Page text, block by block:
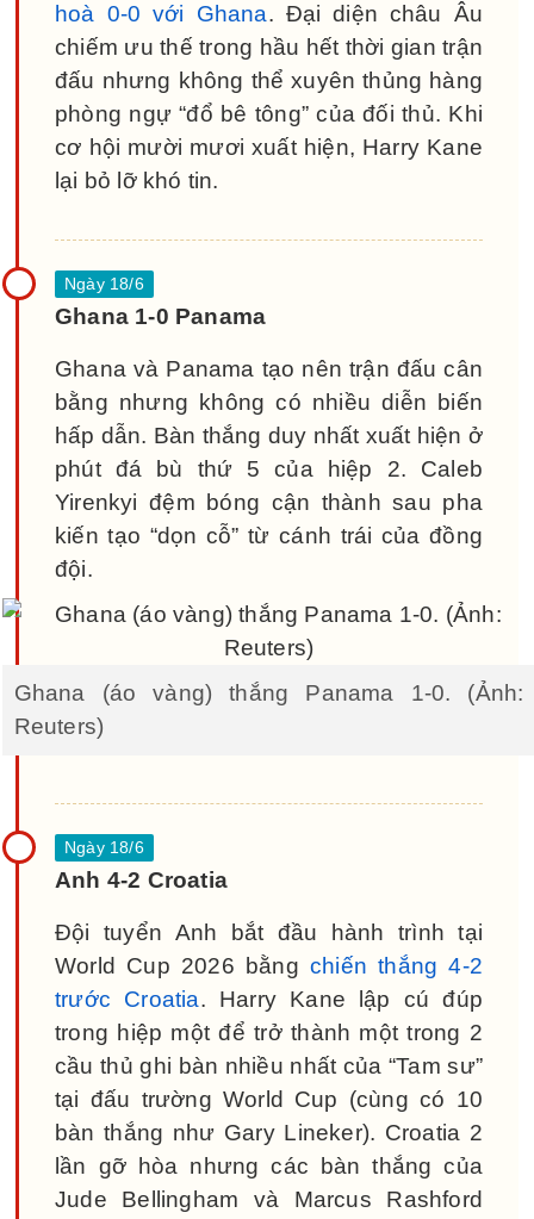
hoà 0-0 với Ghana. Đại diện châu Âu
chiếm ưu thế trong hầu hết thời gian trận
đấu nhưng không thể xuyên thủng hàng
phòng ngự “đổ bê tông” của đối thủ. Khi
cơ hội mười mươi xuất hiện, Harry Kane
lại bỏ lỡ khó tin.
Ghana 1-0 Panama
Ghana và Panama tạo nên trận đấu cân
bằng nhưng không có nhiều diễn biến
hấp dẫn. Bàn thắng duy nhất xuất hiện ở
phút đá bù thứ 5 của hiệp 2. Caleb
Yirenkyi đệm bóng cận thành sau pha
kiến tạo “dọn cỗ” từ cánh trái của đồng
đội.
Ghana (áo vàng) thắng Panama 1-0. (Ảnh:
Reuters)
Anh 4-2 Croatia
Đội tuyển Anh bắt đầu hành trình tại
World Cup 2026 bằng chiến thắng 4-2
trước Croatia. Harry Kane lập cú đúp
trong hiệp một để trở thành một trong 2
cầu thủ ghi bàn nhiều nhất của “Tam sư”
tại đấu trường World Cup (cùng có 10
bàn thắng như Gary Lineker). Croatia 2
lần gỡ hòa nhưng các bàn thắng của
Jude Bellingham và Marcus Rashford